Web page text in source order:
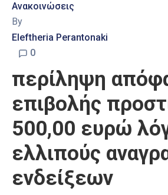
&
Δράσεις
Ψηφιακές
Υπηρεσίες
Επικοινωνία
Ανακοινώσεις
By
Eleftheria Perantonaki
0
περίληψη
επιβολής
500,00 ευρώ
ελλιπούς
ενδείξεων